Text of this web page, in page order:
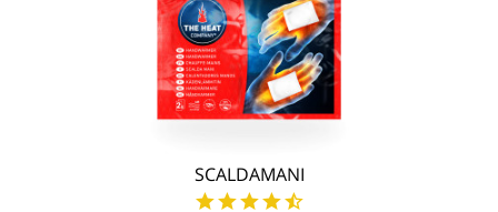
SCALDAMANI